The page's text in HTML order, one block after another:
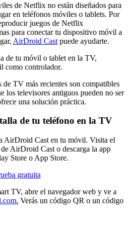
de Netflix no están diseñados para
en teléfonos móviles o tablets. Por
juegos de Netflix
para conectar tu dispositivo móvil a
AirDroid Cast puede ayudarte.
de tu móvil o tablet en la TV,
como controlador.
de TV más recientes son compatibles
los televisores antiguos pueden no ser
una solución práctica.
de tu teléfono en la TV
AirDroid Cast en tu móvil. Visita el
AirDroid Cast o descarga la app
Store o App Store.
gratuita
TV, abre el navegador web y ve a
Verás un código QR o un código